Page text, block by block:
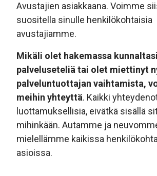
Avustajien asiakkaana. Voimme
suositella sinulle henkilökohtaisia
avustajiamme.
Mikäli olet hakemassa kunnaltasi
palveluseteliä tai olet miettinyt
palveluntuottajan vaihtamista,
meihin yhteyttä. Kaikki
luottamuksellisia, eivätkä sisällä
mihinkään. Autamme ja
mielellämme kaikissa
asioissa.